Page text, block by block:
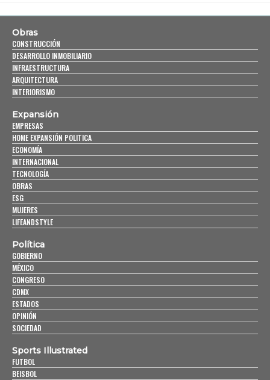
Obras
CONSTRUCCIÓN
DESARROLLO INMOBILIARIO
INFRAESTRUCTURA
ARQUITECTURA
INTERIORISMO
Expansión
EMPRESAS
HOME EXPANSIÓN POLITICA
ECONOMÍA
INTERNACIONAL
TECNOLOGÍA
OBRAS
ESG
MUJERES
LIFEANDSTYLE
Política
GOBIERNO
MÉXICO
CONGRESO
CDMX
ESTADOS
OPINIÓN
SOCIEDAD
Sports Illustrated
FUTBOL
BEISBOL